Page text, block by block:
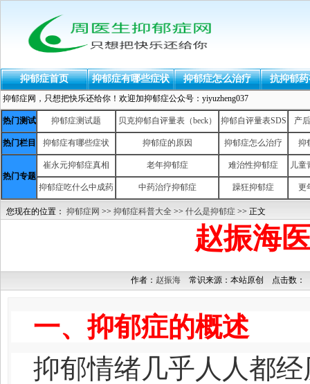
抑郁症首页 抑郁症有哪些症状 抑郁症怎么治疗 抗抑郁
抑郁症网，只想把快乐还给你！欢迎加抑郁症公众号：yiyuzheng037
热门测试 抑郁症测试题 贝克抑郁自评量表（beck） 抑郁自评量表SDS 产
热门栏目 抑郁症有哪些症状 抑郁症的原因 抑郁症怎么治疗 抑
热门专题
崔永元抑郁症真相 老年抑郁症 难治性抑郁症 儿童
抑郁症吃什么中成药 中药治疗抑郁症 躁狂抑郁症 更
您现在的位置： 抑郁症网 >> 抑郁症科普大全 >> 什么是抑郁症 >> 正文
赵振海
作者： 赵振海常识来源：本站原创 点击数：
一、抑郁症的概述
抑郁情绪几乎人人都